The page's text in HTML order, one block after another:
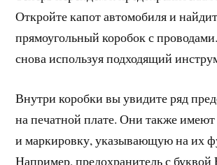
Откройте капот автомобиля и
прямоугольный коробок с
снова используя подходящий
Внутри коробки вы увидите ряд
на печатной плате. Они также имеют
и маркировку, указывающую на их
Например, предохранитель с буквой